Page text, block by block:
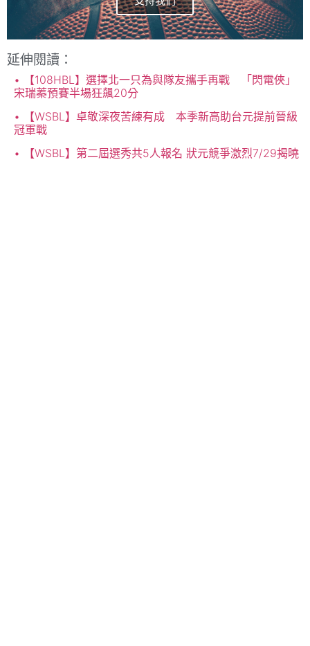
延伸閱讀：
【108HBL】選擇北一只為與隊友攜手再戰 「閃電俠」
宋瑞蓁預賽半場狂飆20分
【WSBL】卓敬深夜苦練有成 本季新高助台元提前晉級
冠軍戰
【WSBL】第二屆選秀共5人報名 狀元競爭激烈7/29揭曉